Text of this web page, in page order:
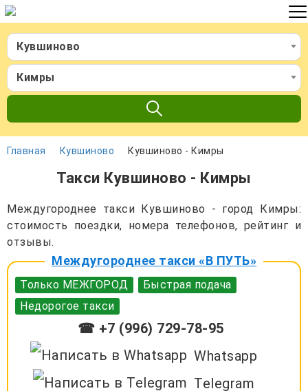
Кувшиново
Кимры
Главная Кувшиново Кувшиново - Кимры
Такси Кувшиново - Кимры
Междугороднее такси Кувшиново - город Кимры:
стоимость поездки, номера телефонов, рейтинг и
отзывы.
Междугороднее такси «В ПУТЬ»
Только МЕЖГОРОД
Быстрая подача
Недорогое такси
☎ +7 (996) 729-78-95
Whatsapp
Telegram